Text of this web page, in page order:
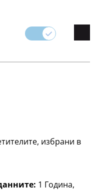
дизайни, по
избрани в
1 Година,